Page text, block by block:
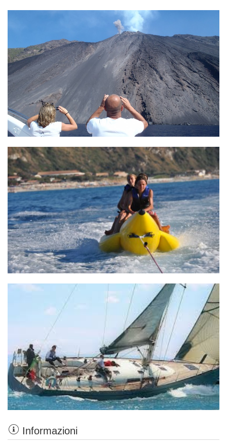
Informazioni